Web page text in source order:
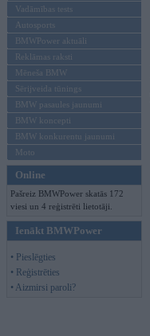
Vadāmības tests
Autosports
BMWPower aktuāli
Reklāmas raksti
Mēneša BMW
Sērijveida tūnings
BMW pasaules jaunumi
BMW koncepti
BMW konkurentu jaunumi
Moto
Online
Pašreiz BMWPower skatās 172
viesi un 4 reģistrēti lietotāji.
Ienākt BMWPower
• Pieslēgties
• Reģistrēties
• Aizmirsi paroli?